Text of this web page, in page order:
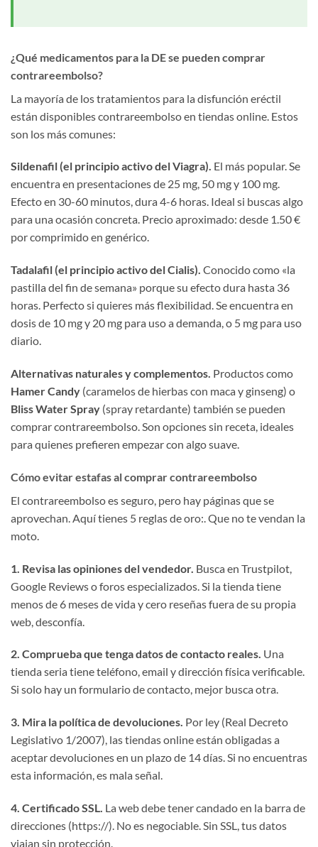
¿Qué medicamentos para la DE se pueden comprar
contrareembolso?
La mayoría de los tratamientos para la disfunción eréctil
están disponibles contrareembolso en tiendas online. Estos
son los más comunes:
Sildenafil (el principio activo del Viagra). El más popular. Se
encuentra en presentaciones de 25 mg, 50 mg y 100 mg.
Efecto en 30-60 minutos, dura 4-6 horas. Ideal si buscas algo
para una ocasión concreta. Precio aproximado: desde 1.50 €
por comprimido en genérico.
Tadalafil (el principio activo del Cialis). Conocido como «la
pastilla del fin de semana» porque su efecto dura hasta 36
horas. Perfecto si quieres más flexibilidad. Se encuentra en
dosis de 10 mg y 20 mg para uso a demanda, o 5 mg para uso
diario.
Alternativas naturales y complementos. Productos como
Hamer Candy (caramelos de hierbas con maca y ginseng) o
Bliss Water Spray (spray retardante) también se pueden
comprar contrareembolso. Son opciones sin receta, ideales
para quienes prefieren empezar con algo suave.
Cómo evitar estafas al comprar contrareembolso
El contrareembolso es seguro, pero hay páginas que se
aprovechan. Aquí tienes 5 reglas de oro:. Que no te vendan la
moto.
1. Revisa las opiniones del vendedor. Busca en Trustpilot,
Google Reviews o foros especializados. Si la tienda tiene
menos de 6 meses de vida y cero reseñas fuera de su propia
web, desconfía.
2. Comprueba que tenga datos de contacto reales. Una
tienda seria tiene teléfono, email y dirección física verificable.
Si solo hay un formulario de contacto, mejor busca otra.
3. Mira la política de devoluciones. Por ley (Real Decreto
Legislativo 1/2007), las tiendas online están obligadas a
aceptar devoluciones en un plazo de 14 días. Si no encuentras
esta información, es mala señal.
4. Certificado SSL. La web debe tener candado en la barra de
direcciones (https://). No es negociable. Sin SSL, tus datos
viajan sin protección.